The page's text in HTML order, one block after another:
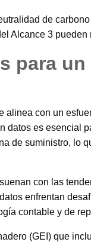
de
Alcance 3 pueden
para un
alinea con un
datos es esencial
de suministro, lo
con las
enfrentan
contable y de
(GEI) que